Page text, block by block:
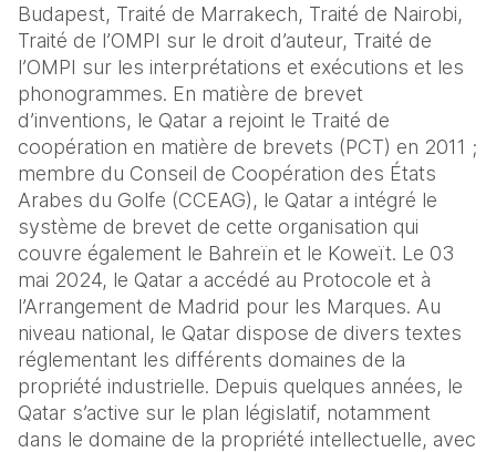
Budapest, Traité de Marrakech, Traité de Nairobi,
Traité de l’OMPI sur le droit d’auteur, Traité de
l’OMPI sur les interprétations et exécutions et les
phonogrammes. En matière de brevet
d’inventions, le Qatar a rejoint le Traité de
coopération en matière de brevets (PCT) en 2011 ;
membre du Conseil de Coopération des États
Arabes du Golfe (CCEAG), le Qatar a intégré le
système de brevet de cette organisation qui
couvre également le Bahreïn et le Koweït. Le 03
mai 2024, le Qatar a accédé au Protocole et à
l’Arrangement de Madrid pour les Marques. Au
niveau national, le Qatar dispose de divers textes
réglementant les différents domaines de la
propriété industrielle. Depuis quelques années, le
Qatar s’active sur le plan législatif, notamment
dans le domaine de la propriété intellectuelle, avec